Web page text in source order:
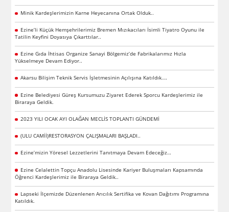
Minik Kardeşlerimizin Karne Heyecanına Ortak Olduk..
Ezine’li Küçük Hemşehrilerimiz Bremen Mızıkacıları İsimli Tiyatro Oyunu ile
Tatilin Keyfini Doyasıya Çıkarttılar..
Ezine Gıda İhtisas Organize Sanayi Bölgemiz’de Fabrikalarımız Hızla
Yükselmeye Devam Ediyor..
Akarsu Bilişim Teknik Servis İşletmesinin Açılışına Katıldık.…
Ezine Belediyesi Güreş Kursumuzu Ziyaret Ederek Sporcu Kardeşlerimiz ile
Biraraya Geldik.
2023 YILI OCAK AYI OLAĞAN MECLİS TOPLANTI GÜNDEMİ
(ULU CAMİİ)RESTORASYON ÇALIŞMALARI BAŞLADI..
Ezine’mizin Yöresel Lezzetlerini Tanıtmaya Devam Edeceğiz…
Ezine Celalettin Topçu Anadolu Lisesinde Kariyer Buluşmaları Kapsamında
Öğrenci Kardeşlerimiz ile Biraraya Geldik..
Lapseki İlçemizde Düzenlenen Arıcılık Sertifika ve Kovan Dağıtımı Programına
Katıldık.